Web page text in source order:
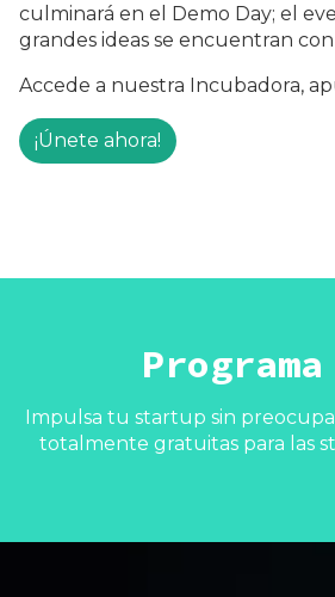
culminará en el Demo Day; el
grandes ideas se encuentran con
Accede a nuestra Incubadora,
¡Únete ahora!
Impulsa tu startup sin
totalmente gratuitas para las